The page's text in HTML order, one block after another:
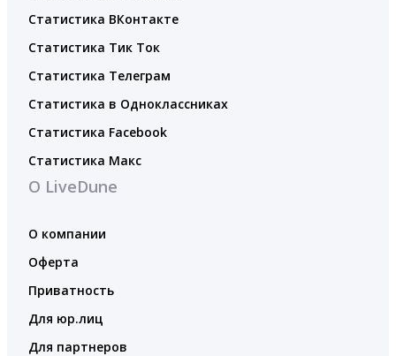
Статистика ВКонтакте
Статистика Тик Ток
Статистика Телеграм
Статистика в Одноклассниках
Статистика Facebook
Статистика Макс
О LiveDune
О компании
Оферта
Приватность
Для юр.лиц
Для партнеров